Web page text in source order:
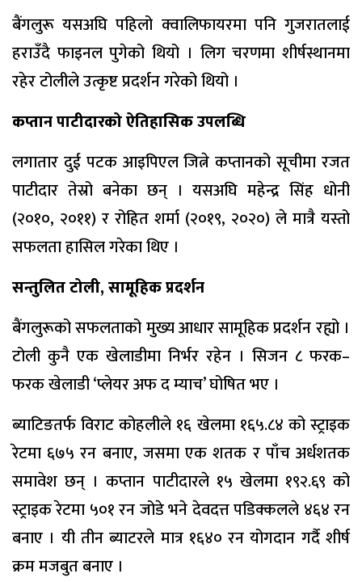
बैंगलुरू यसअघि पहिलो क्वालिफायरमा पनि गुजरातलाई
हराउँदै फाइनल पुगेको थियो । लिग चरणमा शीर्षस्थानमा
रहेर टोलीले उत्कृष्ट प्रदर्शन गरेको थियो ।
कप्तान पाटीदारको ऐतिहासिक उपलब्धि
लगातार दुई पटक आइपिएल जित्ने कप्तानको सूचीमा रजत
पाटीदार तेस्रो बनेका छन् । यसअघि महेन्द्र सिंह धोनी
(२०१०, २०११) र रोहित शर्मा (२०१९, २०२०) ले मात्रै यस्तो
सफलता हासिल गरेका थिए ।
सन्तुलित टोली, सामूहिक प्रदर्शन
बैंगलुरूको सफलताको मुख्य आधार सामूहिक प्रदर्शन रह्यो ।
टोली कुनै एक खेलाडीमा निर्भर रहेन । सिजन ८ फरक–
फरक खेलाडी ‘प्लेयर अफ द म्याच’ घोषित भए ।
ब्याटिङतर्फ विराट कोहलीले १६ खेलमा १६५.८४ को स्ट्राइक
रेटमा ६७५ रन बनाए, जसमा एक शतक र पाँच अर्धशतक
समावेश छन् । कप्तान पाटीदारले १५ खेलमा १९२.६९ को
स्ट्राइक रेटमा ५०१ रन जोडे भने देवदत्त पडिक्कलले ४६४ रन
बनाए । यी तीन ब्याटरले मात्र १६४० रन योगदान गर्दै शीर्ष
क्रम मजबुत बनाए ।